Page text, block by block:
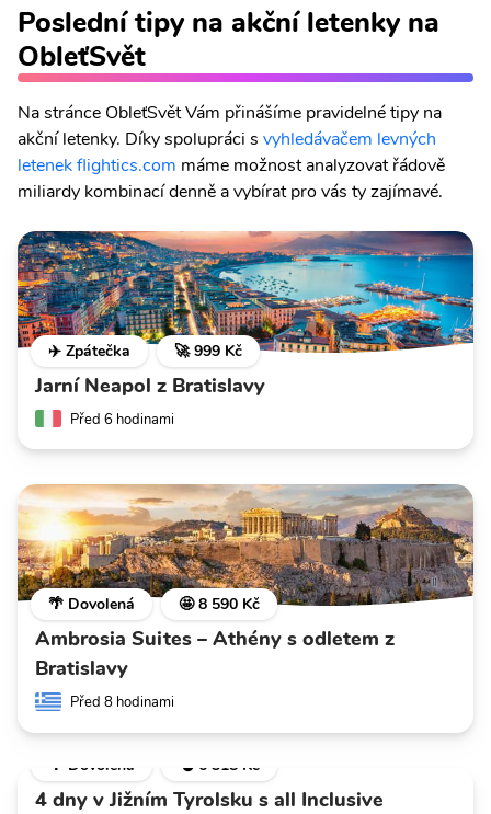
Poslední tipy na akční letenky na
ObleťSvět
Na stránce ObleťSvět Vám přinášíme pravidelné tipy na
akční letenky. Díky spolupráci s vyhledávačem levných
letenek flightics.com máme možnost analyzovat řádově
miliardy kombinací denně a vybírat pro vás ty zajímavé.
✈️ Zpátečka 🚀 999 Kč
Jarní Neapol z Bratislavy
Před 6 hodinami
🌴 Dovolená 🤩 8 590 Kč
Ambrosia Suites – Athény s odletem z
Bratislavy
Před 8 hodinami
🌴 Dovolená 💣 6 318 Kč
4 dny v Jižním Tyrolsku s all Inclusive